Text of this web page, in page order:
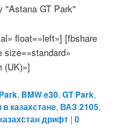
float=»left»] [fbshare
size=»standard»
(UK)»]
, BMW e30,GT Park,
в казахстане,ВАЗ 2105,
дрифт |0